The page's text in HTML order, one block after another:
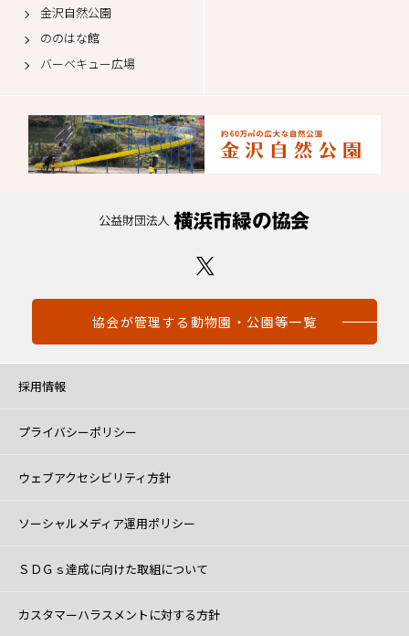
金沢自然公園
ののはな館
バーベキュー広場
協会が管理する動物園・公園等一覧
採用情報
プライバシーポリシー
ウェブアクセシビリティ方針
ソーシャルメディア運用ポリシー
ＳＤＧｓ達成に向けた取組について
カスタマーハラスメントに対する方針